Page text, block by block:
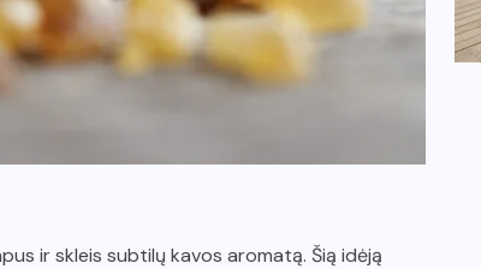
ir skleis subtilų kavos aromatą. Šią idėją